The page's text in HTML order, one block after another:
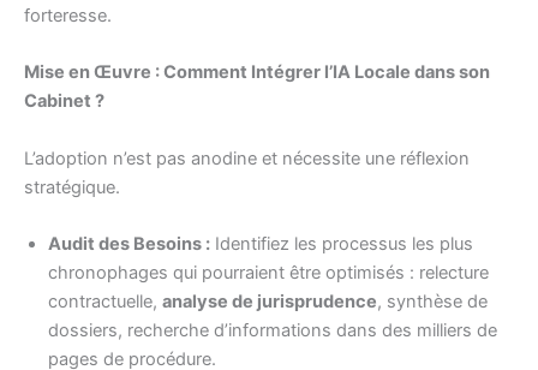
forteresse.
Mise en Œuvre : Comment Intégrer l’IA Locale dans son
Cabinet ?
L’adoption n’est pas anodine et nécessite une réflexion
stratégique.
Audit des Besoins : Identifiez les processus les plus
chronophages qui pourraient être optimisés : relecture
contractuelle, analyse de jurisprudence, synthèse de
dossiers, recherche d’informations dans des milliers de
pages de procédure.